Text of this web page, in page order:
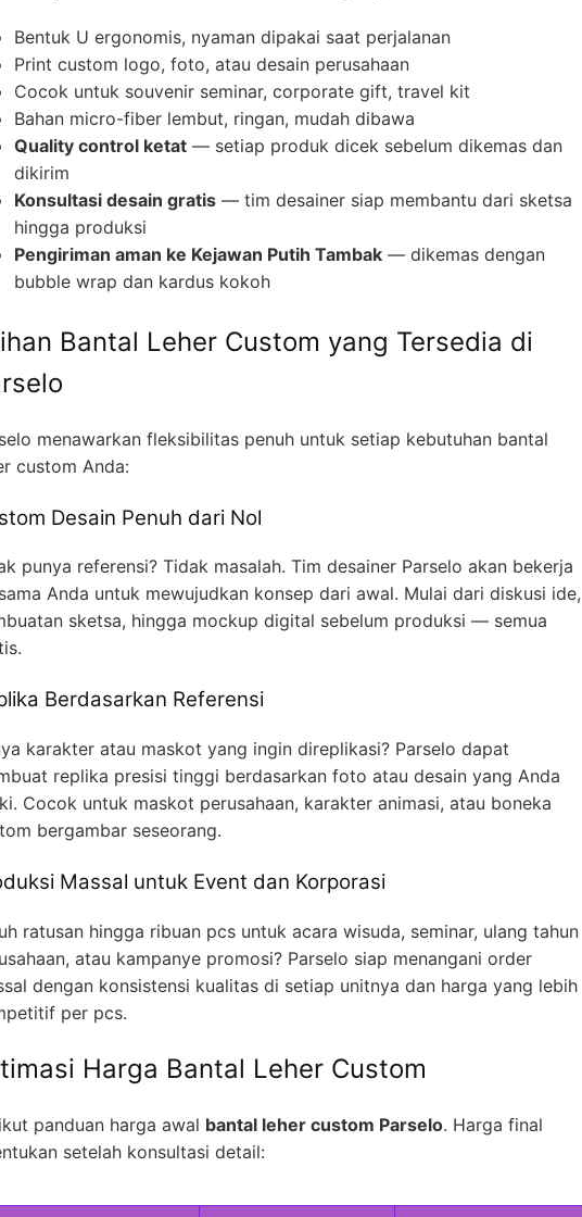
Bentuk U ergonomis, nyaman dipakai saat perjalanan
Print custom logo, foto, atau desain perusahaan
Cocok untuk souvenir seminar, corporate gift, travel kit
Bahan micro-fiber lembut, ringan, mudah dibawa
Quality control ketat — setiap produk dicek sebelum dikemas dan
dikirim
Konsultasi desain gratis — tim desainer siap membantu dari sketsa
hingga produksi
Pengiriman aman ke Kejawan Putih Tambak — dikemas dengan
bubble wrap dan kardus kokoh
Bantal Leher Custom yang Tersedia di
menawarkan fleksibilitas penuh untuk setiap kebutuhan bantal
custom Anda:
Desain Penuh dari Nol
punya referensi? Tidak masalah. Tim desainer Parselo akan bekerja
Anda untuk mewujudkan konsep dari awal. Mulai dari diskusi ide,
sketsa, hingga mockup digital sebelum produksi — semua
Berdasarkan Referensi
karakter atau maskot yang ingin direplikasi? Parselo dapat
replika presisi tinggi berdasarkan foto atau desain yang Anda
Cocok untuk maskot perusahaan, karakter animasi, atau boneka
bergambar seseorang.
Massal untuk Event dan Korporasi
ratusan hingga ribuan pcs untuk acara wisuda, seminar, ulang tahun
atau kampanye promosi? Parselo siap menangani order
dengan konsistensi kualitas di setiap unitnya dan harga yang lebih
per pcs.
Harga Bantal Leher Custom
panduan harga awal bantal leher custom Parselo. Harga final
setelah konsultasi detail: